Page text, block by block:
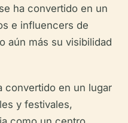
ha convertido en un
e influencers de
aún más su visibilidad
convertido en un lugar
y festivales,